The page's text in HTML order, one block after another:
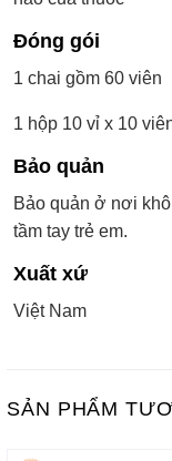
Đóng gói
1 chai gồm 60 viên
1 hộp 10 vỉ x 10
Bảo quản
Bảo quản ở nơi
tầm tay trẻ em.
Xuất xứ
Việt Nam
SẢN PHẨM